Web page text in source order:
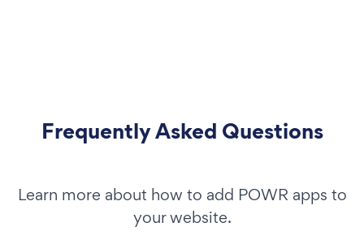
Frequently Asked Questions
Learn more about how to add POWR apps to
your website.